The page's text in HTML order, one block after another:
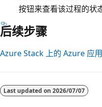
按钮来查看该过程的状
后续步骤
Azure Stack 上的 Azure 应
Last updated on 2026/07/07